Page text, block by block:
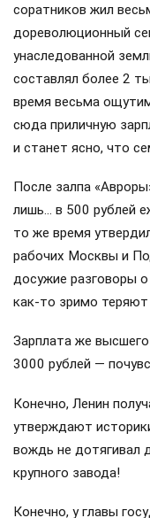
соратников жил
дореволюционный
унаследованной
составлял более 2
время весьма
сюда приличную
и станет ясно, что
После залпа
лишь… в 500 рублей
то же время
рабочих Москвы и
досужие разговоры
как-то зримо теряют
Зарплата же
3000 рублей —
Конечно, Ленин
утверждают
вождь не дотягивал
крупного завода!
Конечно, у главы